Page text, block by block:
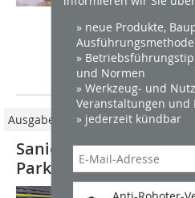
» neue Produkte,
»
und Normen
» Werkzeug- und
Veranstaltungen und
» jederzeit kündbar
schnell, ob der
Ausgabe 6/2026
Sanierung der
Park in Sierksdorf mit
Die Treppe